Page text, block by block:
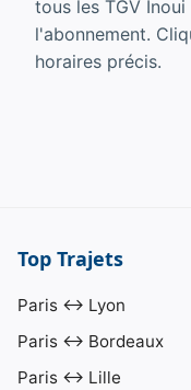
tous les TGV
l'abonnement.
horaires précis.
Top Trajets
Paris ↔ Lyon
Paris ↔ Bordeaux
Paris ↔ Lille